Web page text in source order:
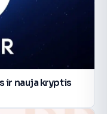
ir nauja kryptis